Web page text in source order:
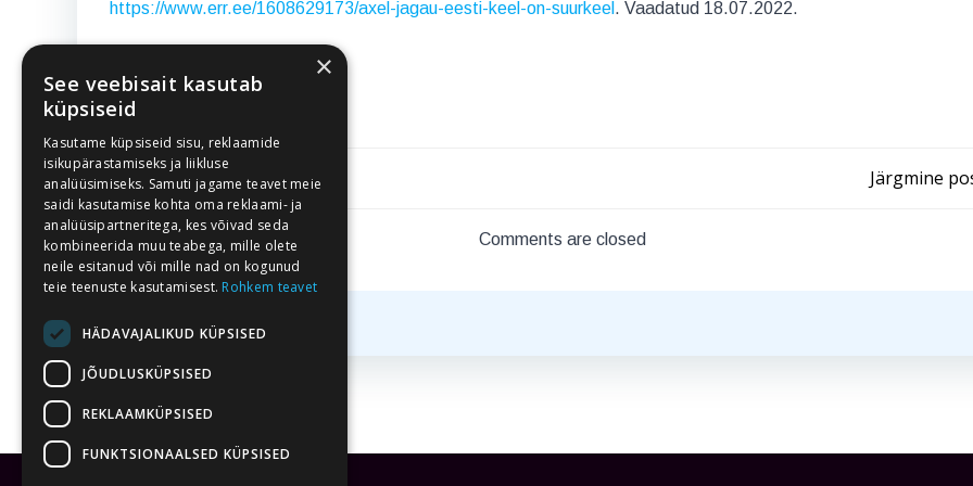
https://www.err.ee/1608629173/axel-jagau-eesti-keel-on-suurkeel . Vaadatud 18.07.2022.
Kategooriad: Eesti keel
Tags:
Post
navigation
Eelmine postitus
navigation
Järgmine
Comments are closed
×
See veebisait kasutab
küpsiseid
Kasutame küpsiseid sisu, reklaamide
isikupärastamiseks ja liikluse
analüüsimiseks. Samuti jagame teavet meie
saidi kasutamise kohta oma reklaami- ja
analüüsipartneritega, kes võivad seda
kombineerida muu teabega, mille olete
neile esitanud või mille nad on kogunud
teie teenuste kasutamisest. Rohkem teavet
HÄDAVAJALIKUD KÜPSISED
JÕUDLUSKÜPSISED
REKLAAMKÜPSISED
FUNKTSIONAALSED KÜPSISED